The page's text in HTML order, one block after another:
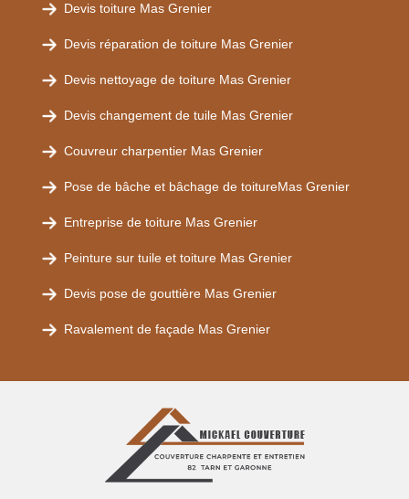
Devis toiture Mas Grenier
Devis réparation de toiture Mas Grenier
Devis nettoyage de toiture Mas Grenier
Devis changement de tuile Mas Grenier
Couvreur charpentier Mas Grenier
Pose de bâche et bâchage de toitureMas Grenier
Entreprise de toiture Mas Grenier
Peinture sur tuile et toiture Mas Grenier
Devis pose de gouttière Mas Grenier
Ravalement de façade Mas Grenier